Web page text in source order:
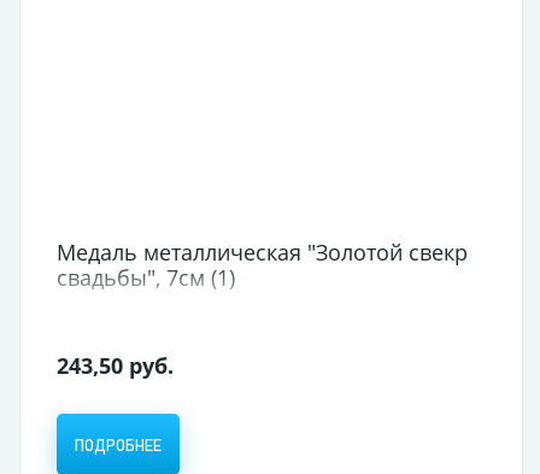
Медаль металлическая "Золотой свекр
свадьбы", 7см (1)
243,50 руб.
ПОДРОБНЕЕ